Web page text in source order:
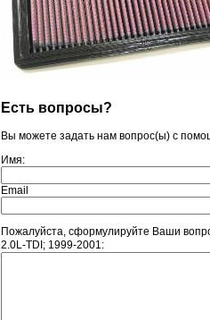
Есть вопросы?
Вы можете задать нам вопрос(ы) с
Имя:
Email
Пожалуйста, сформулируйте Ваши
2.0L-TDI; 1999-2001: